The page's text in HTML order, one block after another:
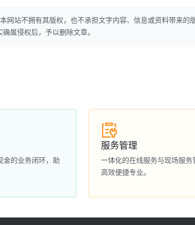
网站不拥有其版权，也不承担文字内容、信息或资料带来的
属侵权后，予以删除文章。
金的业务闭环，助
服务管理
一体化的在线服务与现场服务
高效便捷专业。